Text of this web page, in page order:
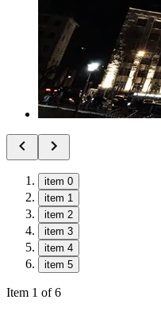
item 0
item 1
item 2
item 3
item 4
item 5
Item 1 of 6